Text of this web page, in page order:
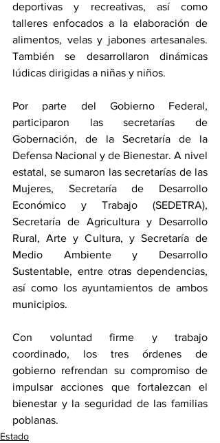
deportivas y recreativas, así como
talleres enfocados a la elaboración de
alimentos, velas y jabones artesanales.
También se desarrollaron dinámicas
lúdicas dirigidas a niñas y niños.
Por parte del Gobierno Federal,
participaron las secretarías de
Gobernación, de la Secretaría de la
Defensa Nacional y de Bienestar. A nivel
estatal, se sumaron las secretarías de las
Mujeres, Secretaría de Desarrollo
Económico y Trabajo (SEDETRA),
Secretaría de Agricultura y Desarrollo
Rural, Arte y Cultura, y Secretaría de
Medio Ambiente y Desarrollo
Sustentable, entre otras dependencias,
así como los ayuntamientos de ambos
municipios.
Con voluntad firme y trabajo
coordinado, los tres órdenes de
gobierno refrendan su compromiso de
impulsar acciones que fortalezcan el
bienestar y la seguridad de las familias
poblanas.
Estado